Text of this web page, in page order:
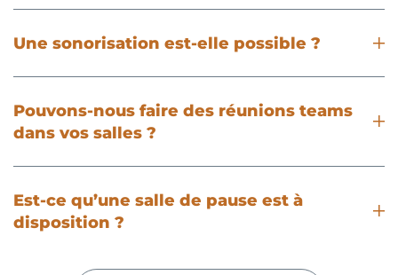
Une sonorisation est-elle possible ?
Pouvons-nous faire des réunions teams
dans vos salles ?
Est-ce qu’une salle de pause est à
disposition ?